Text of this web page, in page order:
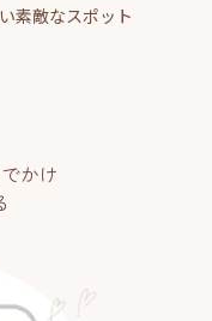
素敵なスポット
かけ